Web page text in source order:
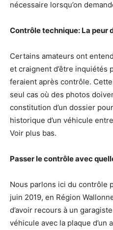
nécessaire lorsqu’on
Contrôle technique: La peur
Certains amateurs ont
et craignent d’être inquiétés
feraient après contrôle.
seul cas où des photos
constitution d’un dossier
historique d’un véhicule
Voir plus bas.
Passer le contrôle avec
Nous parlons ici du contrôle
juin 2019, en Région
d’avoir recours à un
véhicule avec la plaque d’un